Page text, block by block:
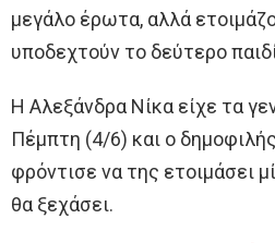
μεγάλο έρωτα, αλλά
υποδεχτούν το δεύτερο
Η Αλεξάνδρα Νίκα είχε τα
Πέμπτη (4/6) και ο
φρόντισε να της ετοιμάσει
θα ξεχάσει.